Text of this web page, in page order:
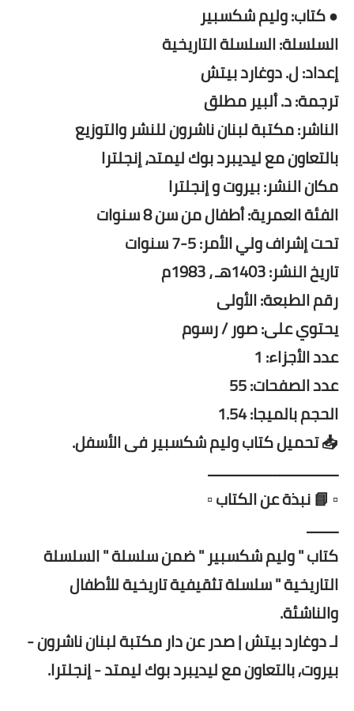
● كتاب: وليم شكسبير
السلسلة: السلسلة التاريخية
إعداد: ل. دوغارد بيتش
ترجمة: د. ألبير مطلق
الناشر: مكتبة لبنان ناشرون للنشر والتوزيع
بالتعاون مع ليديبرد بوك ليمتد، إنجلترا
مكان النشر: بيروت و إنجلترا
الفئة العمرية: أطفال من سن 8 سنوات
تحت إشراف ولي الأمر: 5-7 سنوات
تاريخ النشر: 1403هـ ، 1983م
رقم الطبعة: الأولى
يحتوي على: صور / رسوم
عدد الأجزاء: 1
عدد الصفحات: 55
الحجم بالميجا: 1.54
📥 تحميل كتاب وليم شكسبير فى الأسفل.
ـــــــــــــــــــــــــــــــــ
▫️ 📘 نبذة عن الكتاب ▫️
ــــــــ
كتاب " وليم شكسبير " ضمن سلسلة " السلسلة
التاريخية " سلسلة تثقيفية تاريخية للأطفال
والناشئة.
لـ دوغارد بيتش | صدر عن دار مكتبة لبنان ناشرون -
بيروت, بالتعاون مع ليديبرد بوك ليمتد - إنجلترا.